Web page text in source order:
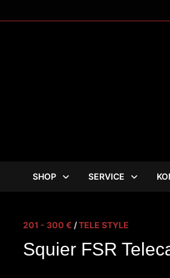
Inhalt
SHOP SERVICE
201 - 300 € /TELE STYLE
Squier FSR